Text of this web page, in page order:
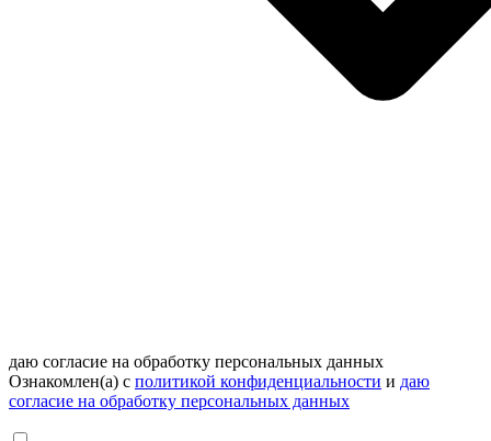
даю согласие на обработку персональных данных
Ознакомлен(а) с политикой конфиденциальности и даю
согласие на обработку персональных данных